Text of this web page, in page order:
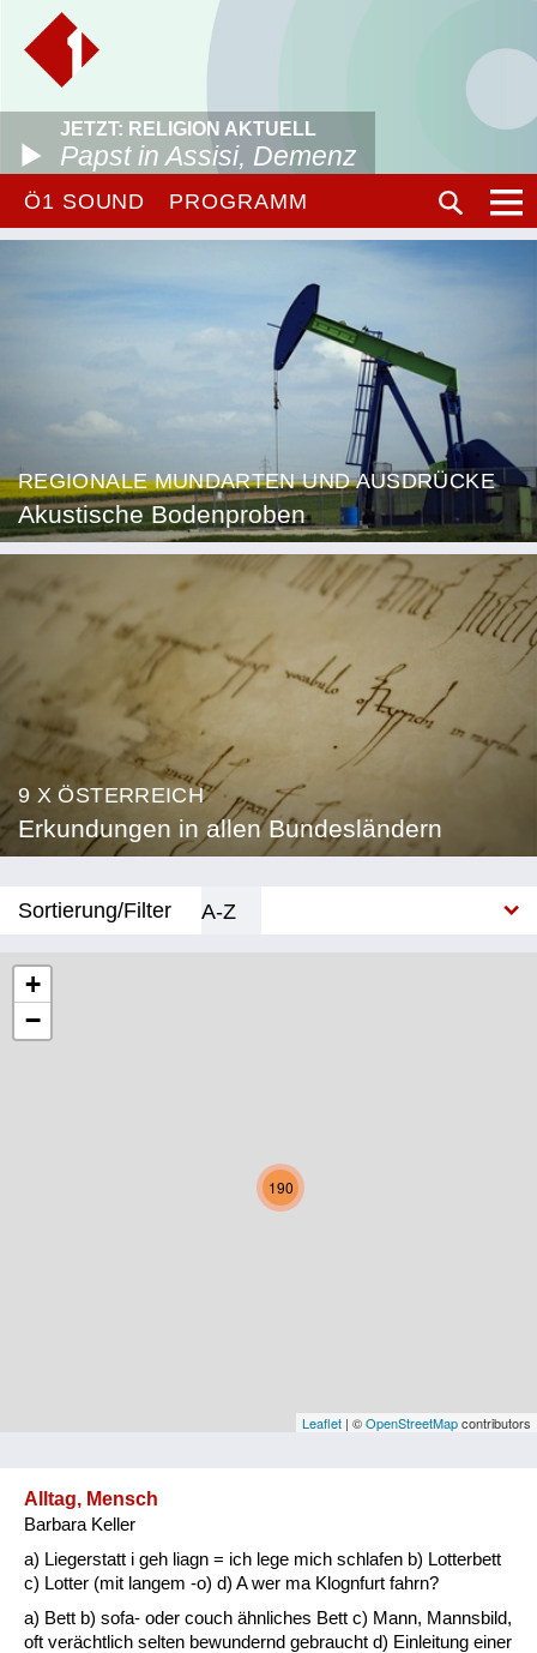
JETZT: RELIGION AKTUELL
Papst in Assisi, Demenz
Ö1 SOUND PROGRAMM
REGIONALE MUNDARTEN UND AUSDRÜCKE
Akustische Bodenproben
9 X ÖSTERREICH
Erkundungen in allen Bundesländern
Sortierung/Filter
A-Z
Niederösterreich
Oberösterreich
Vorarlberg
Natur und Landwirtschaft
Fluchen und Reden
190
+
−
Leaflet | ©OpenStreetMapcontributors
Alltag, Mensch
Barbara Keller
a) Liegerstatt i geh liagn = ich lege mich schlafen b) Lotterbett
c) Lotter (mit langem -o) d) A wer ma Klognfurt fahrn?
a) Bett b) sofa- oder couch ähnliches Bett c) Mann, Mannsbild,
oft verächtlich selten bewundernd gebraucht d) Einleitung einer